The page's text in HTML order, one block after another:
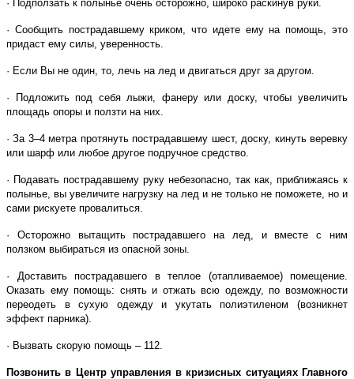
· Подползать к полынье очень осторожно, широко раскинув руки.
· Сообщить пострадавшему криком, что идете ему на помощь, это
придаст ему силы, уверенность.
· Если Вы не один, то, лечь на лед и двигаться друг за другом.
· Подложить под себя лыжи, фанеру или доску, чтобы увеличить
площадь опоры и ползти на них.
· За 3–4 метра протянуть пострадавшему шест, доску, кинуть веревку
или шарф или любое другое подручное средство.
· Подавать пострадавшему руку небезопасно, так как, приближаясь к
полынье, вы увеличите нагрузку на лед и не только не поможете, но и
сами рискуете провалиться.
· Осторожно вытащить пострадавшего на лед, и вместе с ним
ползком выбираться из опасной зоны.
· Доставить пострадавшего в теплое (отапливаемое) помещение.
Оказать ему помощь: снять и отжать всю одежду, по возможности
переодеть в сухую одежду и укутать полиэтиленом (возникнет
эффект парника).
· Вызвать скорую помощь – 112.
Позвонить в Центр управления в кризисных ситуациях Главного